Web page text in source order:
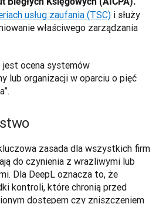
usług zaufania (TSC) i służy
właściwego zarządzania
jest ocena systemów
lub organizacji w oparciu o pięć
zasada dla wszystkich firm
do czynienia z wrażliwymi lub
Dla DeepL oznacza to, że
kontroli, które chronią przed
dostępem czy zniszczeniem